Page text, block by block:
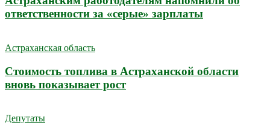
ответственности за «серые» зарплаты
Астраханская область
Стоимость топлива в Астраханской области
вновь показывает рост
Депутаты